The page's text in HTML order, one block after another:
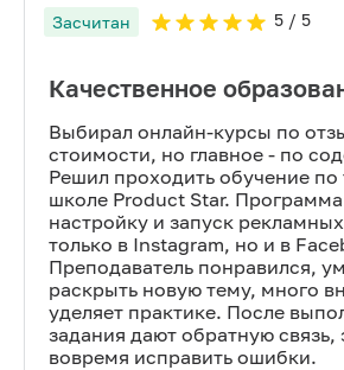
Засчитан 5/ 5
Качественное
Выбирал онлайн-курсы по
стоимости, но главное - по
Решил проходить обучение по
школе Product Star.
настройку и запуск
только в Instagram, но и в
Преподаватель понравился,
раскрыть новую тему, много
уделяет практике. После
задания дают обратную связь,
вовремя исправить ошибки.